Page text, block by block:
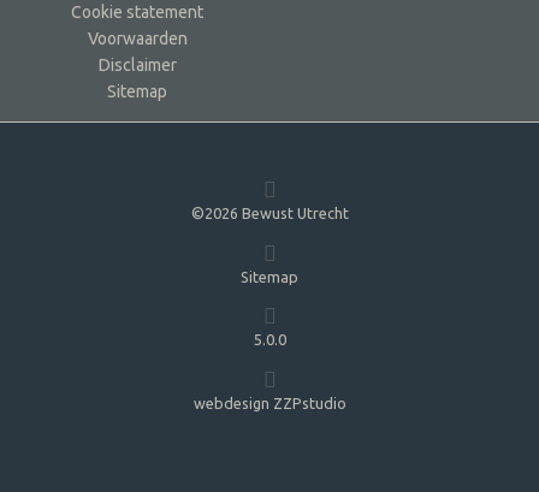
Cookie statement
Voorwaarden
Disclaimer
Sitemap
©2026 Bewust Utrecht
Sitemap
5.0.0
webdesign ZZPstudio